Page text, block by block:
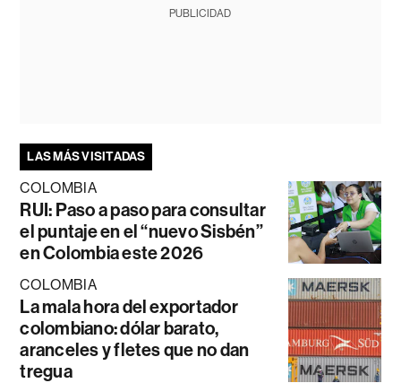
PUBLICIDAD
LAS MÁS VISITADAS
COLOMBIA
RUI: Paso a paso para consultar
el puntaje en el “nuevo Sisbén”
en Colombia este 2026
COLOMBIA
La mala hora del exportador
colombiano: dólar barato,
aranceles y fletes que no dan
tregua